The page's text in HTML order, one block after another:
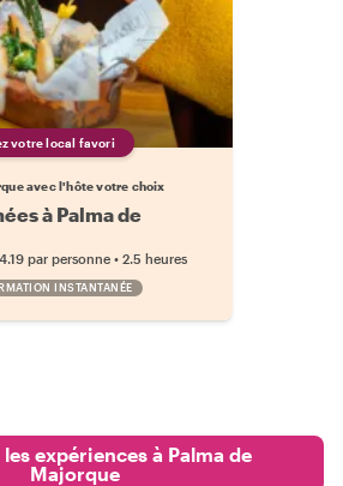
votre local favori
avec l'hôte votre choix
à Palma de
par personne • 2.5 heures
INSTANTANÉE
expériences à Palma de
Majorque